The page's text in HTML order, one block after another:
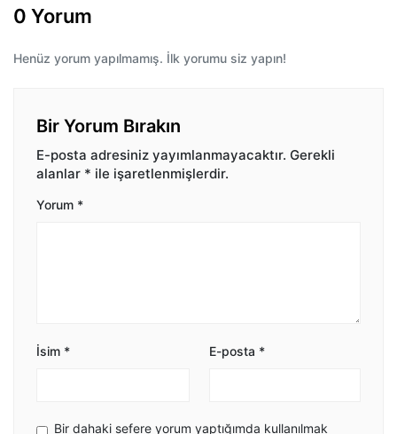
0 Yorum
Henüz yorum yapılmamış. İlk yorumu siz yapın!
Bir Yorum Bırakın
E-posta adresiniz yayımlanmayacaktır. Gerekli
alanlar * ile işaretlenmişlerdir.
Yorum *
İsim * E-posta *
Bir dahaki sefere yorum yaptığımda kullanılmak